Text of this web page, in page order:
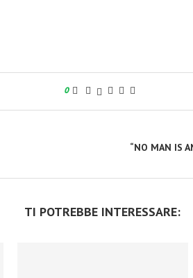
0
“NO MAN IS
TI POTREBBE INTERESSARE: